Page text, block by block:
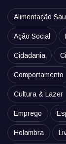
Alimentação
Ação Social
Cidadania
Comportamento
Cultura & Lazer
Emprego
Holambra